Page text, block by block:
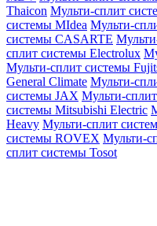
Thaicon Мульти-сплит
системы MIdea Мульти-
системы CASARTE
сплит системы Electrolux
Мульти-сплит системы
General Climate Мульти-
системы JAX Мульти-
системы Mitsubishi Electric
Heavy Мульти-сплит
системы ROVEX Мульти-
сплит системы Tosot